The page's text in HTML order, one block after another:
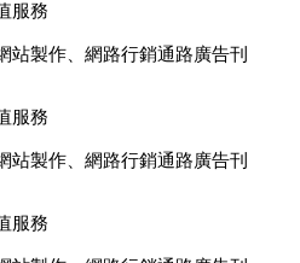
服務
站製作、網路行銷通路廣告刊
社銷售，全面優惠中....
服務
站製作、網路行銷通路廣告刊
社銷售，全面優惠中....
服務